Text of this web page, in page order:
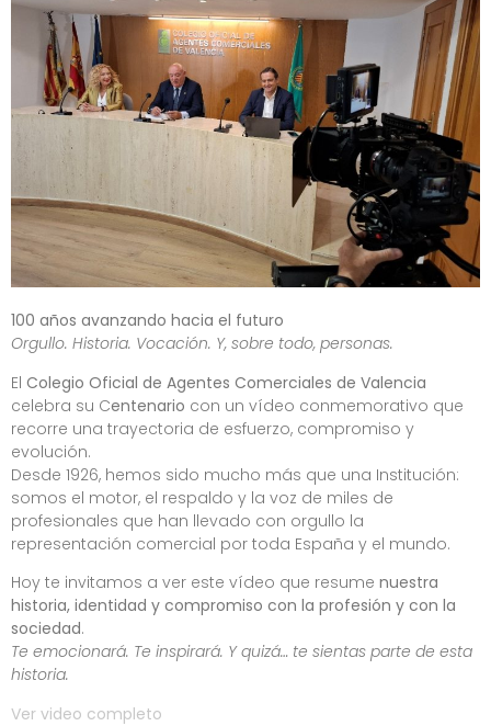
100 años avanzando hacia el futuro
Orgullo. Historia. Vocación. Y, sobre todo, personas.
El Colegio Oficial de Agentes Comerciales de Valencia
celebra su Centenario con un vídeo conmemorativo que
recorre una trayectoria de esfuerzo, compromiso y
evolución.
Desde 1926, hemos sido mucho más que una Institución:
somos el motor, el respaldo y la voz de miles de
profesionales que han llevado con orgullo la
representación comercial por toda España y el mundo.
Hoy te invitamos a ver este vídeo que resume nuestra
historia, identidad y compromiso con la profesión y con la
sociedad.
Te emocionará. Te inspirará. Y quizá… te sientas parte de esta
historia.
Ver video completo